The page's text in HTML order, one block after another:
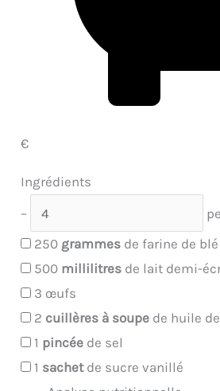
€
Ingrédients
–
250 grammes de farine de blé
500 millilitres de lait demi-
3 œufs
2 cuillères à soupe de huile
1 pincée de sel
1 sachetde sucre vanillé